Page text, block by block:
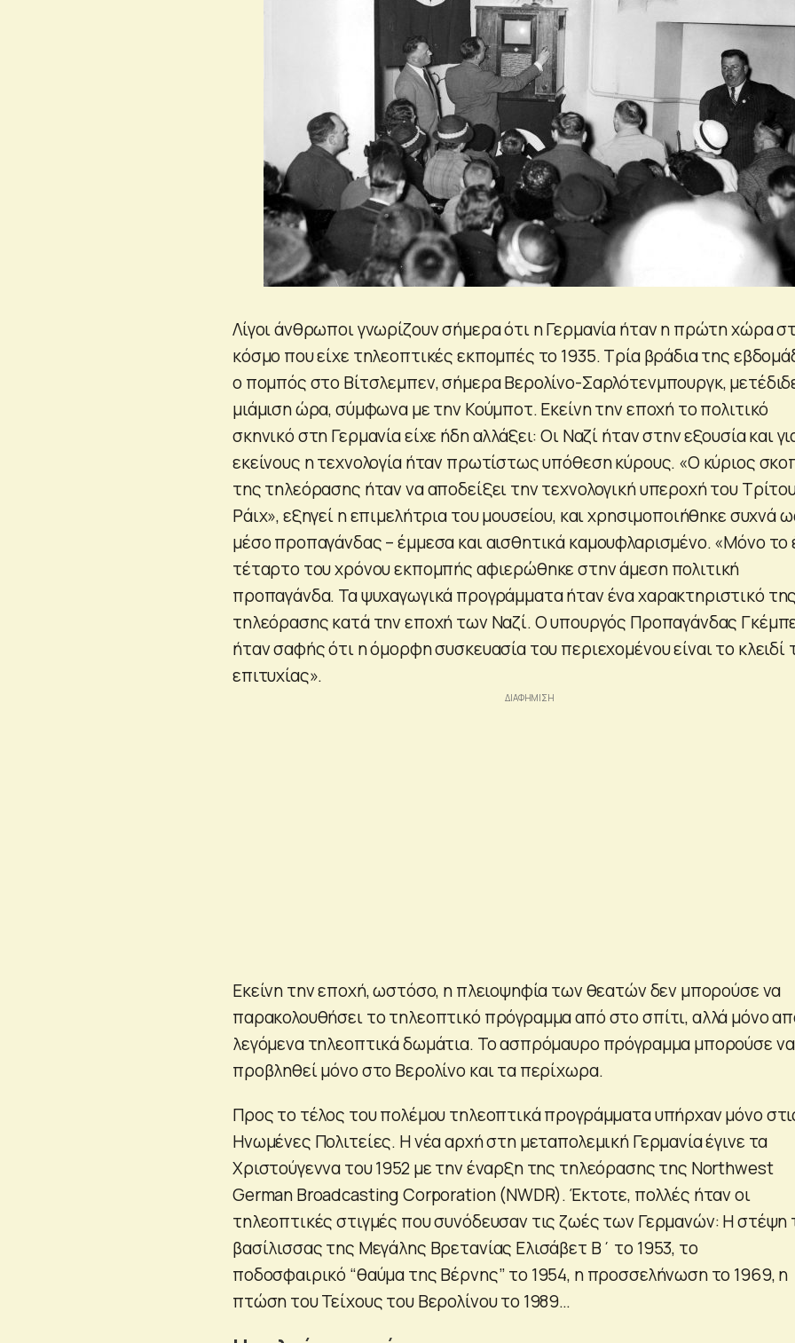
Λίγοι άνθρωποι γνωρίζουν σήμερα ότι η Γερμανία ήταν η πρώτη χώρα
κόσμο που είχε τηλεοπτικές εκπομπές το 1935. Τρία βράδια της
ο πομπός στο Βίτσλεμπεν, σήμερα Βερολίνο-Σαρλότενμπουργκ,
μιάμιση ώρα, σύμφωνα με την Κούμποτ. Εκείνη την εποχή το πολιτικό
σκηνικό στη Γερμανία είχε ήδη αλλάξει: Οι Ναζί ήταν στην εξουσία και
εκείνους η τεχνολογία ήταν πρωτίστως υπόθεση κύρους. «Ο κύριος
της τηλεόρασης ήταν να αποδείξει την τεχνολογική υπεροχή του
Ράιχ», εξηγεί η επιμελήτρια του μουσείου, και χρησιμοποιήθηκε συχνά
μέσο προπαγάνδας – έμμεσα και αισθητικά καμουφλαρισμένο. «Μόνο το
τέταρτο του χρόνου εκπομπής αφιερώθηκε στην άμεση πολιτική
προπαγάνδα. Τα ψυχαγωγικά προγράμματα ήταν ένα χαρακτηριστικό της
τηλεόρασης κατά την εποχή των Ναζί. Ο υπουργός Προπαγάνδας
ήταν σαφής ότι η όμορφη συσκευασία του περιεχομένου είναι το κλειδί
επιτυχίας».
Εκείνη την εποχή, ωστόσο, η πλειοψηφία των θεατών δεν μπορούσε να
παρακολουθήσει το τηλεοπτικό πρόγραμμα από στο σπίτι, αλλά μόνο
λεγόμενα τηλεοπτικά δωμάτια. Το ασπρόμαυρο πρόγραμμα μπορούσε να
προβληθεί μόνο στο Βερολίνο και τα περίχωρα.
Προς το τέλος του πολέμου τηλεοπτικά προγράμματα υπήρχαν μόνο
Ηνωμένες Πολιτείες. Η νέα αρχή στη μεταπολεμική Γερμανία έγινε τα
Χριστούγεννα του 1952 με την έναρξη της τηλεόρασης της Northwest
German Broadcasting Corporation (NWDR). Έκτοτε, πολλές ήταν οι
τηλεοπτικές στιγμές που συνόδευσαν τις ζωές των Γερμανών: Η στέψη
βασίλισσας της Μεγάλης Βρετανίας Ελισάβετ Β΄ το 1953, το
ποδοσφαιρικό “θαύμα της Βέρνης” το 1954, η προσσελήνωση το 1969, η
πτώση του Τείχους του Βερολίνου το 1989…